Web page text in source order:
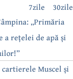
30zile
7zile
„Primăria
a rețelei de apă și
Muscel și